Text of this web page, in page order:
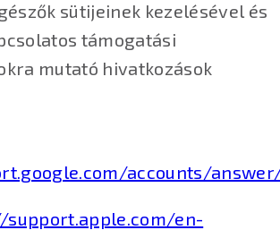
sütijeinek kezelésével és
támogatási
mutató hivatkozások
accounts/
support.apple.com/en-